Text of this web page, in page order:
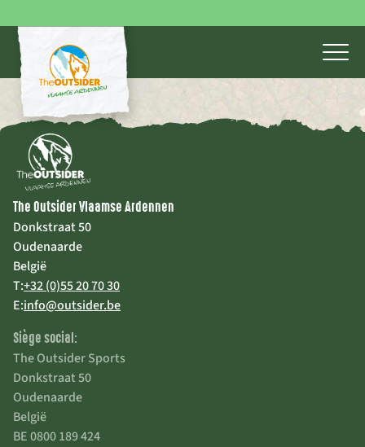
The Outsider Vlaamse Ardennen
Donkstraat 50
Oudenaarde
België
T:+32 (0)55 20 70 30
E:info@outsider.be
Siège social:
The Outsider Sports
Donkstraat 50
Oudenaarde
België
BE 0800 189 424